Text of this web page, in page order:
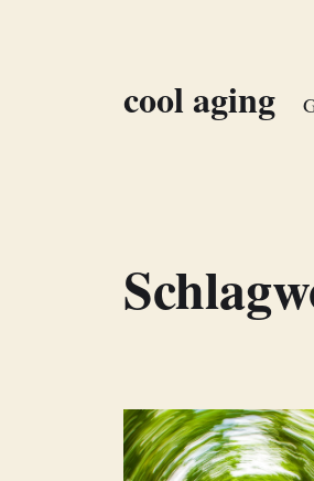
cool aging